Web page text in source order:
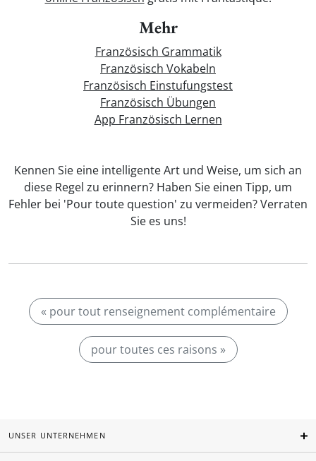
Mehr
Französisch Grammatik
Französisch Vokabeln
Französisch Einstufungstest
Französisch Übungen
App Französisch Lernen
Kennen Sie eine intelligente Art und Weise, um sich an
diese Regel zu erinnern? Haben Sie einen Tipp, um
Fehler bei 'Pour toute question' zu vermeiden? Verraten
Sie es uns!
« pour tout renseignement complémentaire
pour toutes ces raisons »
UNSER UNTERNEHMEN